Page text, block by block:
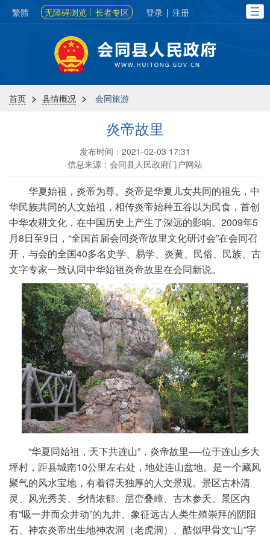
繁體 无障碍浏览 长者专区 登录 | 注册
首页 > 县情概况 > 会同旅游
炎帝故里
发布时间：2021-02-03 17:31
信息来源：会同县人民政府门户网站
华夏始祖，炎帝为尊。炎帝是华夏儿女共同的祖先，中
华民族共同的人文始祖，相传炎帝始种五谷以为民食，首创
中华农耕文化，在中国历史上产生了深远的影响。2009年5
月8日至9日，“全国首届会同炎帝故里文化研讨会”在会同召
开，与会的全国40多名史学、易学、炎黄、民俗、民族、古
文字专家一致认同中华始祖炎帝故里在会同新说。
“华夏同始祖，天下共连山”，炎帝故里──位于连山乡大
坪村，距县城南10公里左右处，地处连山盆地。是一个藏风
聚气的风水宝地，有着得天独厚的人文景观。景区古朴清
灵、风光秀美、乡情浓郁、层峦叠嶂、古木参天。景区内
有“吸一井而众井动”的九井、象征远古人类生殖崇拜的阴阳
石、神农炎帝出生地神农洞（老虎洞）、酷似甲骨文“山”字